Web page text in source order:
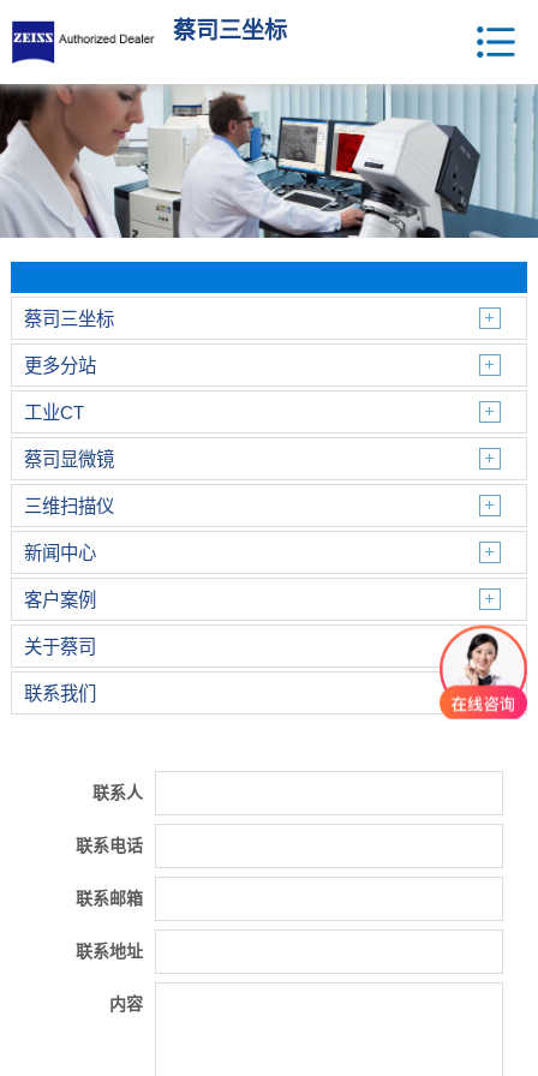
蔡司三坐标
蔡司三坐标
更多分站
工业CT
蔡司显微镜
三维扫描仪
新闻中心
客户案例
关于蔡司
联系我们
联系人
联系电话
联系邮箱
联系地址
内容